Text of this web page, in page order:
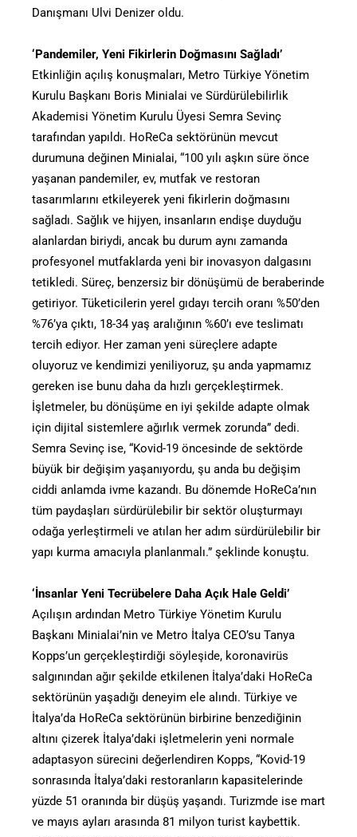
Danışmanı Ulvi Denizer oldu.
‘Pandemiler, Yeni Fikirlerin Doğmasını Sağladı’
Etkinliğin açılış konuşmaları, Metro Türkiye Yönetim
Kurulu Başkanı Boris Minialai ve Sürdürülebilirlik
Akademisi Yönetim Kurulu Üyesi Semra Sevinç
tarafından yapıldı. HoReCa sektörünün mevcut
durumuna değinen Minialai, “100 yılı aşkın süre önce
yaşanan pandemiler, ev, mutfak ve restoran
tasarımlarını etkileyerek yeni fikirlerin doğmasını
sağladı. Sağlık ve hijyen, insanların endişe duyduğu
alanlardan biriydi, ancak bu durum aynı zamanda
profesyonel mutfaklarda yeni bir inovasyon dalgasını
tetikledi. Süreç, benzersiz bir dönüşümü de beraberinde
getiriyor. Tüketicilerin yerel gıdayı tercih oranı %50’den
%76’ya çıktı, 18-34 yaş aralığının %60’ı eve teslimatı
tercih ediyor. Her zaman yeni süreçlere adapte
oluyoruz ve kendimizi yeniliyoruz, şu anda yapmamız
gereken ise bunu daha da hızlı gerçekleştirmek.
İşletmeler, bu dönüşüme en iyi şekilde adapte olmak
için dijital sistemlere ağırlık vermek zorunda” dedi.
Semra Sevinç ise, “Kovid-19 öncesinde de sektörde
büyük bir değişim yaşanıyordu, şu anda bu değişim
ciddi anlamda ivme kazandı. Bu dönemde HoReCa’nın
tüm paydaşları sürdürülebilir bir sektör oluşturmayı
odağa yerleştirmeli ve atılan her adım sürdürülebilir bir
yapı kurma amacıyla planlanmalı.” şeklinde konuştu.
‘İnsanlar Yeni Tecrübelere Daha Açık Hale Geldi’
Açılışın ardından Metro Türkiye Yönetim Kurulu
Başkanı Minialai’nin ve Metro İtalya CEO’su Tanya
Kopps’un gerçekleştirdiği söyleşide, koronavirüs
salgınından ağır şekilde etkilenen İtalya’daki HoReCa
sektörünün yaşadığı deneyim ele alındı. Türkiye ve
İtalya’da HoReCa sektörünün birbirine benzediğinin
altını çizerek İtalya’daki işletmelerin yeni normale
adaptasyon sürecini değerlendiren Kopps, “Kovid-19
sonrasında İtalya’daki restoranların kapasitelerinde
yüzde 51 oranında bir düşüş yaşandı. Turizmde ise mart
ve mayıs ayları arasında 81 milyon turist kaybettik.